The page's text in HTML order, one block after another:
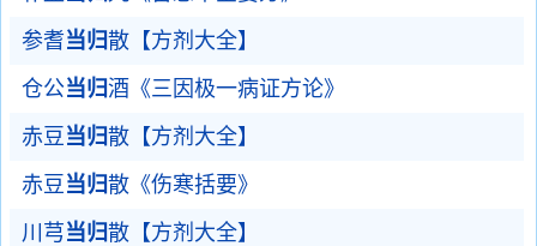
参耆当归散【方剂大全】
仓公当归酒《三因极一病证方论》
赤豆当归散【方剂大全】
赤豆当归散《伤寒括要》
川芎当归散【方剂大全】